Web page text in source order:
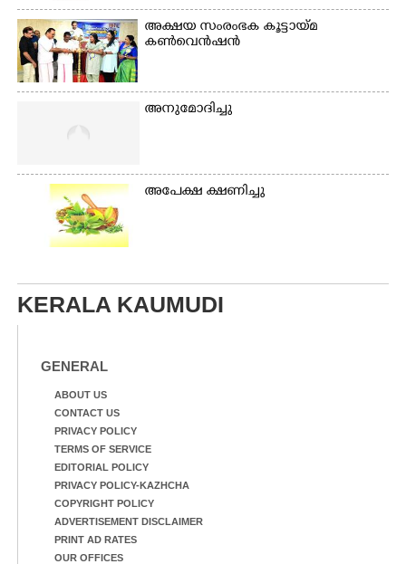
അക്ഷയ സംരംഭക കൂട്ടായ്മ
കൺവെൻഷൻ
അനുമോദിച്ചു
അപേക്ഷ ക്ഷണിച്ചു
KERALA KAUMUDI
GENERAL
ABOUT US
CONTACT US
PRIVACY POLICY
TERMS OF SERVICE
EDITORIAL POLICY
PRIVACY POLICY-KAZHCHA
COPYRIGHT POLICY
ADVERTISEMENT DISCLAIMER
PRINT AD RATES
OUR OFFICES